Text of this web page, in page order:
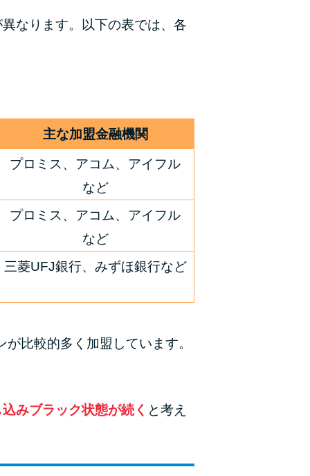
なります。以下の表では、各
主な加盟金融機関
プロミス、アコム、アイフル
など
プロミス、アコム、アイフル
など
三菱UFJ銀行、みずほ銀行など
比較的多く加盟しています。
みブラック状態が続く と考え